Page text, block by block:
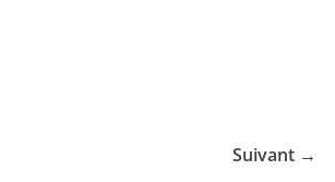
Suivant →